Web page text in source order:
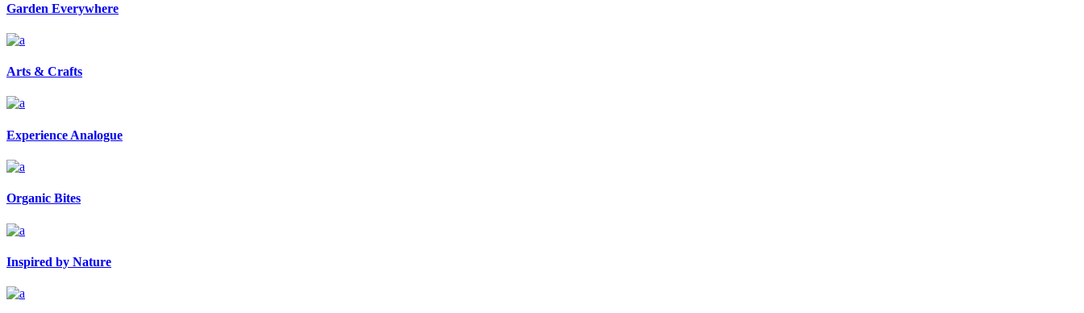
Garden Everywhere
Arts & Crafts
Experience Analogue
Organic Bites
Inspired by Nature